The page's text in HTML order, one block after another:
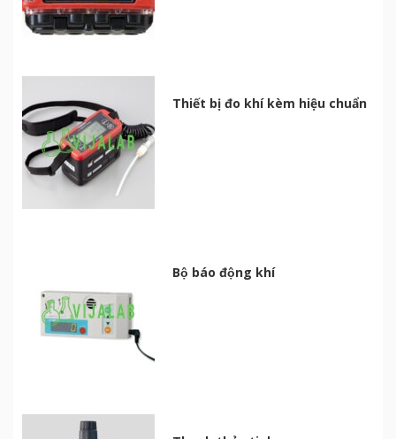
Thiết bị đo khí kèm hiệu chuẩn
Bộ báo động khí